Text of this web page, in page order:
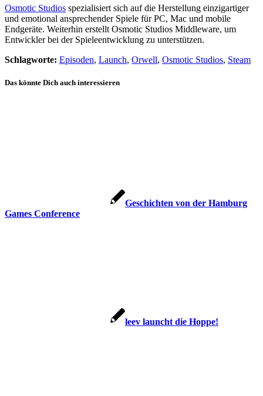
Osmotic Studios spezialisiert sich auf die Herstellung einzigartiger
und emotional ansprechender Spiele für PC, Mac und mobile
Endgeräte. Weiterhin erstellt Osmotic Studios Middleware, um
Entwickler bei der Spieleentwicklung zu unterstützen.
Schlagworte: Episoden, Launch, Orwell, Osmotic Studios, Steam
Das könnte Dich auch interessieren
Geschichten von der Hamburg
Games Conference
leev launcht die Hoppe!